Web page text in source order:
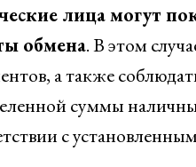
лица могут
обмена. В этом
а также
суммы
с